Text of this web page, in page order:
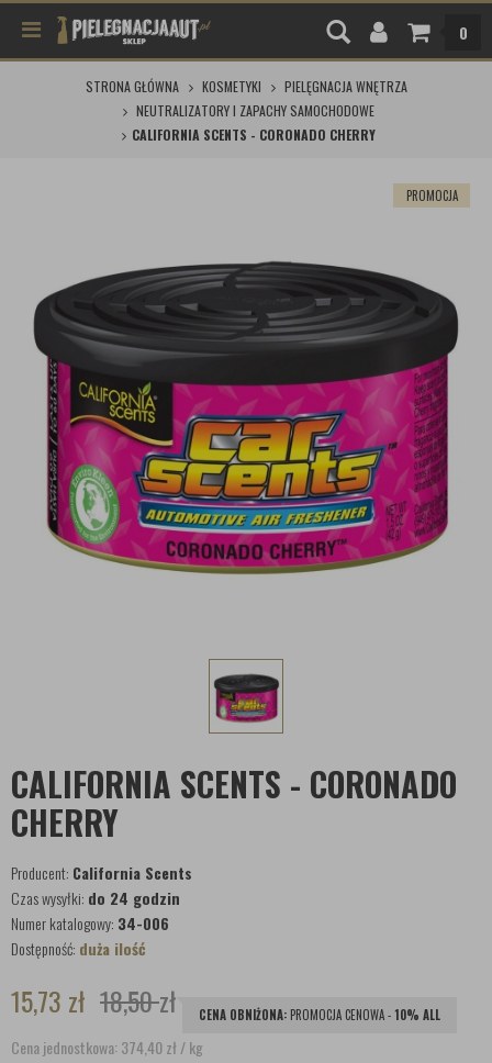
0
STRONA GŁÓWNA KOSMETYKI
PIELĘGNACJA WNĘTRZA
NEUTRALIZATORY I ZAPACHY SAMOCHODOWE
CALIFORNIA SCENTS - CORONADO CHERRY
PROMOCJA
CALIFORNIA SCENTS - CORONADO
CHERRY
Producent: California Scents
Czas wysyłki: do 24 godzin
Numer katalogowy: 34-006
Dostępność: duża ilość
15,73 zł 18,50zł CENA OBNIŻONA: PROMOCJA CENOWA -10% ALL
Cena jednostkowa: 374,40zł/ kg